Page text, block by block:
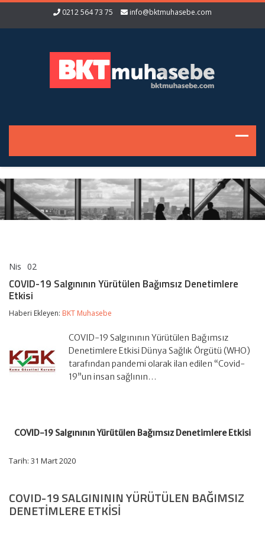
0212 564 73 75 info@bktmuhasebe.com
Nis 02
Salgınının
Denetimlere
COVID-19 Salgınının Yürütülen Bağımsız Denetimlere
Etkisi
Haberi Ekleyen: BKT Muhasebe
COVID-19 Salgınının Yürütülen Bağımsız
Denetimlere Etkisi Dünya Sağlık Örgütü (WHO)
tarafından pandemi olarak ilan edilen “Covid-
19”un insan sağlının…
COVID-19 Salgınının Yürütülen Bağımsız Denetimlere Etkisi
Tarih: 31 Mart 2020
COVID-19 SALGINININ YÜRÜTÜLEN BAĞIMSIZ
DENETIMLERE ETKISI